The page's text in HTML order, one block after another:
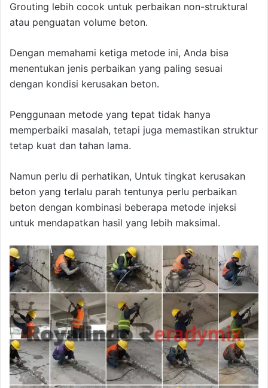
Grouting lebih cocok untuk perbaikan non-struktural
atau penguatan volume beton.
Dengan memahami ketiga metode ini, Anda bisa
menentukan jenis perbaikan yang paling sesuai
dengan kondisi kerusakan beton.
Penggunaan metode yang tepat tidak hanya
memperbaiki masalah, tetapi juga memastikan struktur
tetap kuat dan tahan lama.
Namun perlu di perhatikan, Untuk tingkat kerusakan
beton yang terlalu parah tentunya perlu perbaikan
beton dengan kombinasi beberapa metode injeksi
untuk mendapatkan hasil yang lebih maksimal.